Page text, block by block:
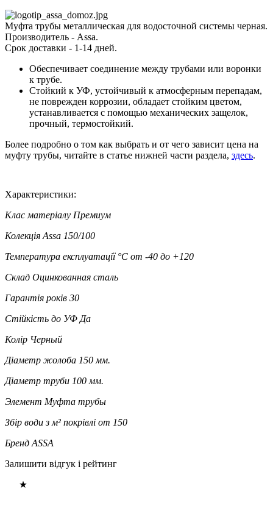
Муфта трубы металлическая для водосточной системы черная.
Производитель - Assa.
Срок доставки - 1-14 дней.
Обеспечивает соединение между трубами или воронки
к трубе.
Стойкий к УФ, устойчивый к атмосферным перепадам,
не поврежден коррозии, обладает стойким цветом,
устанавливается с помощью механических защелок,
прочный, термостойкий.
Более подробно о том как выбрать и от чего зависит цена на
муфту трубы, читайте в статье нижней части раздела, здесь.
Характеристики:
Клас матеріалу Премиум
Колекція Assa 150/100
Температура експлуатації °C от -40 до +120
Склад Оцинкованная сталь
Гарантія років 30
Стійкість до УФ Да
Колір Черный
Діаметр жолоба 150 мм.
Діаметр труби 100 мм.
Элемент Муфта трубы
Збір води з м² покрівлі от 150
Бренд ASSA
Залишити відгук і рейтинг